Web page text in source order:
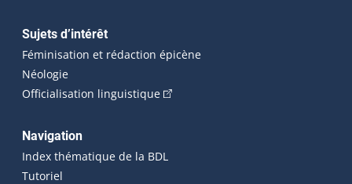
Sujets d’intérêt
Féminisation et rédaction épicène
Néologie
Officialisation linguistique(Cet hyperlien externe s'ouvrira
Navigation
Index thématique de la BDL
Tutoriel